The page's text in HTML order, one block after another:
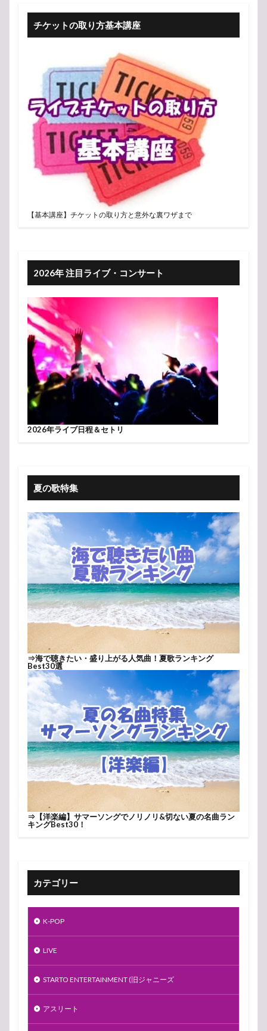
チケットの取り方基本講座
【基本講座】チケットの取り方と意外な裏ワザまで
2026年 注目ライブ・コンサート
2026年ライブ日程＆セトリ
夏の歌特集
⇒海で聴きたい・盛り上がる人気曲！夏歌ランキング
Best30選
⇒ 【洋楽編】サマーソングでノリノリ&切ない夏の名曲ラン
キングBest30！
カテゴリー
K-POP
LIVE
STARTO ENTERTAINMENT (旧ジャニーズ
アスリート